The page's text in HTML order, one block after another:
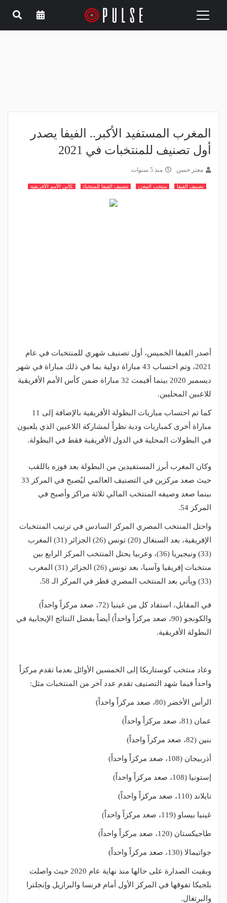
Toggle
المغرب المستفيد الأكبر.. الفيفا يصدر
أول تصنيف للمنتخبات في 2021
معتز حسن منذ 5 سنوات
تصنيف الفيفا منتخب المغرب تصنيف الفيفا للمنتخبات كأس الأمم الأفريقية
أصدر الفيفا الخميس، أول تصنيف شهري للمنتخبات في عام
2021، وتم احتساب 43 مباراة دولية بما في ذلك مباراة في شهر
ديسمبر 2020 بينما أقيمت 32 مباراة ضمن كأس الأمم الأفريقية
للاعبين المحليين.
كما تم احتساب مباريات البطولة الأفريقية بالإضافة إلى 11
مباراة أخرى كمباريات ودية نظراً لمشاركة اللاعبين الذي يلعبون
في البطولات المحلية في الدول الأفريقية فقط في البطولة.
وكان المغرب أبرز المستفيدين من البطولة بعد فوزه باللقب
حيث صعد مركزين في التصنيف العالمي ليُصبح في المركز 33
بينما صعد وصيفه المنتخب المالي ثلاثة مراكز وأصبح في
المركز 54.
واحتل المنتخب المصري المركز السادس في ترتيب المنتخبات
الإفريقية، بعد السنغال (20) تونس (26) الجزائر (31) المغرب
(33) ونيجيريا (36)، وعربيا يحتل المنتخب المركز الرابع بين
منتخبات إفريقيا وآسيا، بعد تونس (26) الجزائر (31) المغرب
(33) ويأتي بعد المنتخب المصري قطر في المركز الـ 58.
في المقابل، استفاد كل من غينيا (72، صعد مركزاً واحداً)
والكونجو (90، صعد مركزاً واحداً) أيضاً بفضل النتائج الإيجابية في
البطولة الأفريقية.
وعاد منتخب كوستاريكا إلى الخمسين الأوائل بعدما تقدم مركزاً
واحداً فيما شهد التصنيف تقدم عدد آخر من المنتخبات مثل:
الرأس الأخضر (80، صعد مركزاً واحداً)
عمان (81، صعد مركزاً واحداً)
بنين (82، صعد مركزاً واحداً)
أذربيجان (108، صعد مركزاً واحداً)
إستونيا (108، صعد مركزاً واحداً)
تايلاند (110، صعد مركزاً واحداً)
غينيا بيساو (119، صعد مركزاً واحداً)
طاجيكستان (120، صعد مركزاً واحداً)
جواتيمالا (130، صعد مركزاً واحداً)
وبقيت الصدارة على حالها منذ نهاية عام 2020 حيث واصلت
بلجيكا تفوقها في المركز الأول أمام فرنسا والبرازيل وإنجلترا
والبرتغال.